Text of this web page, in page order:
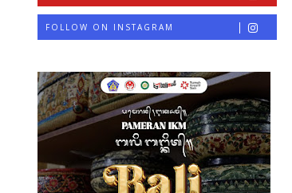
FOLLOW ON INSTAGRAM